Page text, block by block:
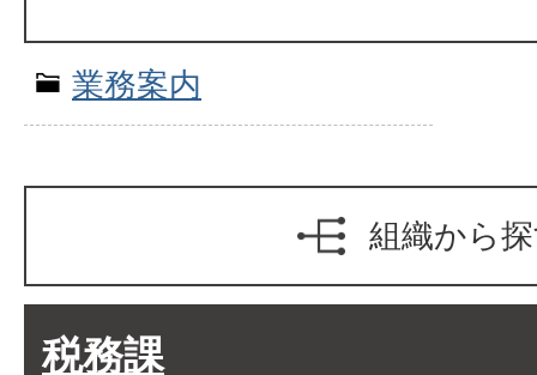
業務案内
組織から
税務課